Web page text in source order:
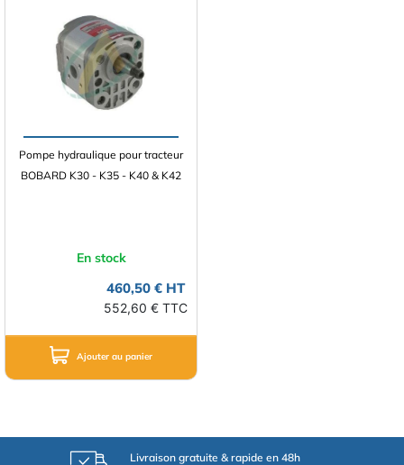
Pompe hydraulique pour tracteur
BOBARD K30 - K35 - K40 & K42
En stock
460,50 € HT
552,60 € TTC
Ajouter au panier
Livraison gratuite & rapide en 48h